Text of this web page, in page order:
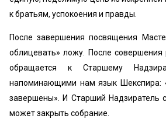
к братьям, успокоения и правды.
После завершения посвящения
облицевать» ложу. После
обращается к Старшему
напоминающими нам язык Шекспира:
завершены». И Старший Надзиратель
может закрыть собрание.